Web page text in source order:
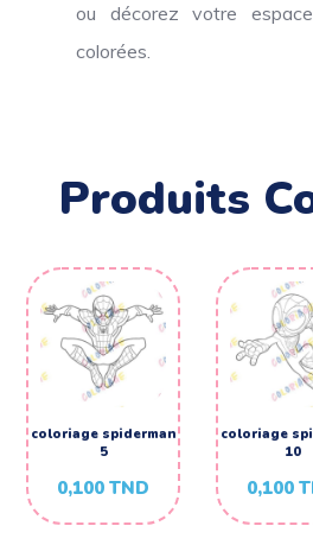
ou décorez votre
colorées.
Produits
coloriage spiderman
5
0,100TND
coloriage
10
0,100